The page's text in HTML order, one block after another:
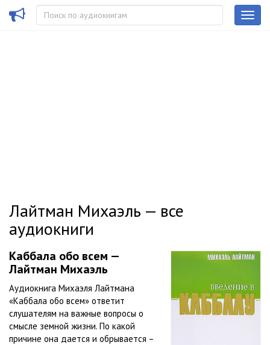
Лайтман Михаэль — все
аудиокниги
Каббала обо всем —
Лайтман Михаэль
Аудиокнига Михаэля Лайтмана
«Каббала обо всем» ответит
слушателям на важные вопросы о
смысле земной жизни. По какой
причине она дается и обрывается –